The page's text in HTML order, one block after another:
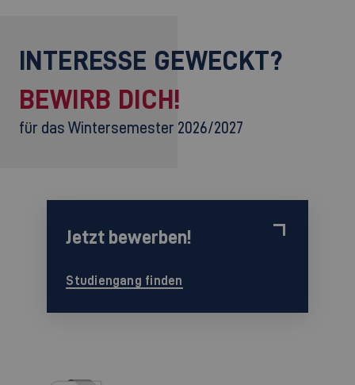
INTERESSE GEWECKT?
BEWIRB DICH!
für das Wintersemester 2026/2027
Jetzt bewerben!
Studiengang finden